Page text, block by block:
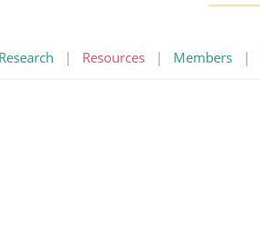
Research | Resources | Members |